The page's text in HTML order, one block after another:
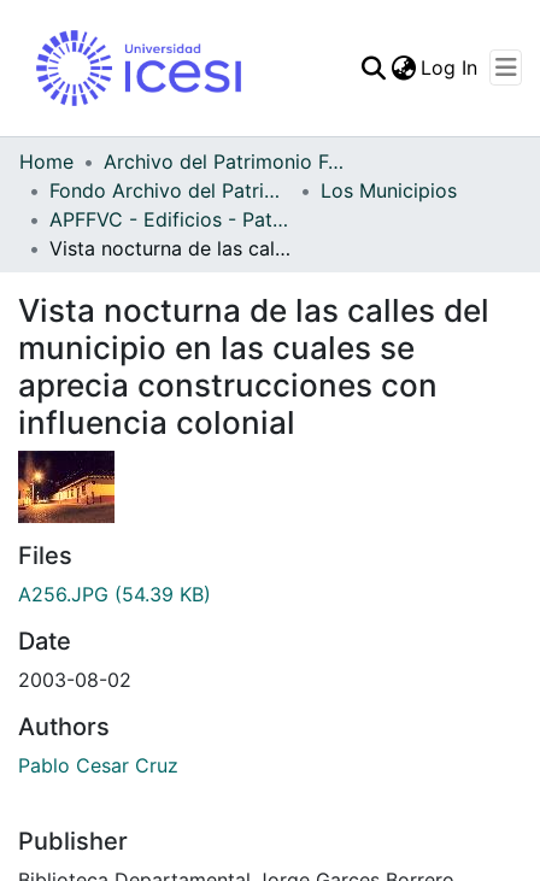
Statistics
Log In
Home
Archivo del Patrimonio Fotográfico y Fílmico del Valle del Cauca
Fondo Archivo del Patrimonio Fotográfico y Fílmico del Valle del Cauca
Los Municipios
APFFVC - Edificios - Patrimonial
Vista nocturna de las calles del municipio en las cuales se aprecia construcciones con influencia colonial
Vista nocturna de las calles del
municipio en las cuales se
aprecia construcciones con
influencia colonial
Files
A256.JPG (54.39 KB)
Date
2003-08-02
Authors
Pablo Cesar Cruz
Publisher